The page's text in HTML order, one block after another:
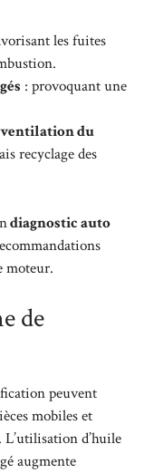
les fuites
: provoquant une
ventilation du
recyclage des
diagnostic auto
moteur.
de
peuvent
mobiles et
d’huile
augmente